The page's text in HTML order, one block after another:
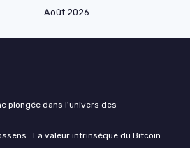
Août 2026
plongée dans l'univers des
: La valeur intrinsèque du Bitcoin